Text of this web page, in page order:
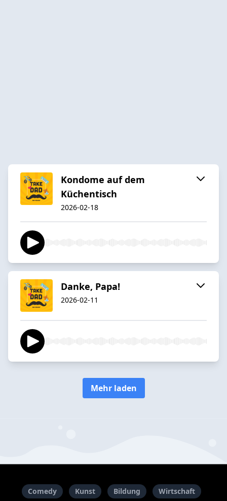
Kondome auf dem
Küchentisch
2026-02-18
Danke, Papa!
2026-02-11
Mehr laden
Comedy Kunst Bildung Wirtschaft